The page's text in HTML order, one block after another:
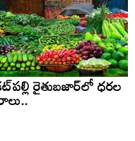
రైతుబజార్‌లో ధరల